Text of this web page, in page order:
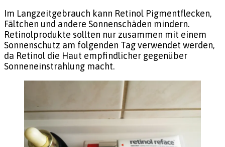
Im Langzeitgebrauch kann Retinol Pigmentflecken,
Fältchen und andere Sonnenschäden mindern.
Retinolprodukte sollten nur zusammen mit einem
Sonnenschutz am folgenden Tag verwendet werden,
da Retinol die Haut empfindlicher gegenüber
Sonneneinstrahlung macht.